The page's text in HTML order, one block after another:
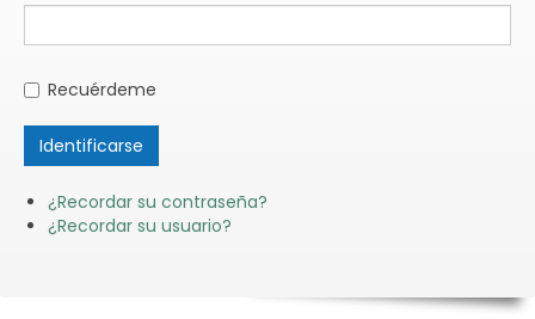
Recuérdeme
Identificarse
¿Recordar su contraseña?
¿Recordar su usuario?